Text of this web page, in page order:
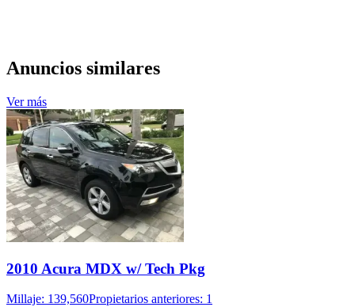
Anuncios similares
Ver más
2010 Acura MDX w/ Tech Pkg
Millaje: 139,560Propietarios anteriores: 1